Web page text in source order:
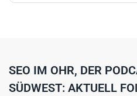
SEO IM OHR, DER
SÜDWEST: AKTUELL